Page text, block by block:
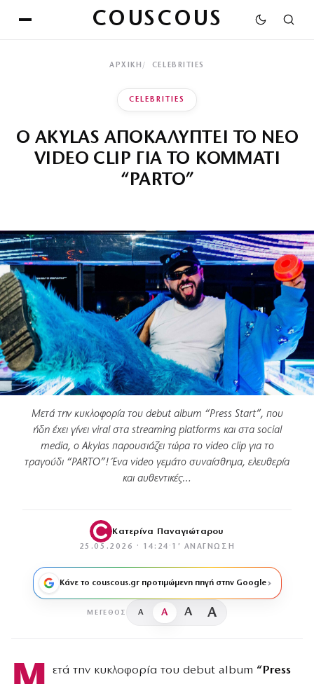
COUSCOUS
ΑΡΧΙΚΉ CELEBRITIES
CELEBRITIES
Ο AKYLAS ΑΠΟΚΑΛΥΠΤΕΙ ΤΟ ΝΕΟ
VIDEO CLIP ΓΙΑ ΤΟ ΚΟΜΜΑΤΙ
“PARTO”
Μετά την κυκλοφορία του debut album “Press Start”, που
ήδη έχει γίνει viral στα streaming platforms και στα social
media, ο Akylas παρουσιάζει τώρα το video clip για το
τραγούδι “PARTO”! Ένα video γεμάτο συναίσθημα, ελευθερία
και αυθεντικές…
Κατερίνα Παναγιώταρου
25.05.2026 · 14:24 · 1′ ΑΝΆΓΝΩΣΗ
Κάνε το couscous.gr προτιμώμενη πηγή στην Google
ΜΈΓΕΘΟΣ A A A A
ετά την κυκλοφορία του debut album “Press